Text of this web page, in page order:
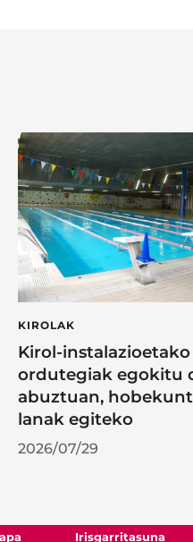
KIROLAK
Kirol-instalazioetako
ordutegiak egokitu
abuztuan,
lanak egiteko
2026/07/29
Irisgarritasuna